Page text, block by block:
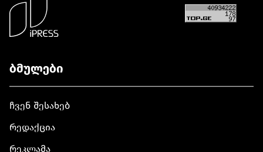
ბმულები
ჩვენ შესახებ
რედაქცია
რეკლამა